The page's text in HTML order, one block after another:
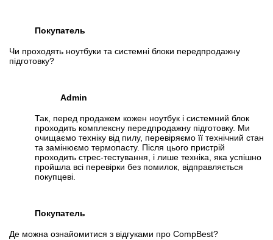
Покупатель
Чи проходять ноутбуки та системні блоки передпродажну
підготовку?
Admin
Так, перед продажем кожен ноутбук і системний блок
проходить комплексну передпродажну підготовку. Ми
очищаємо техніку від пилу, перевіряємо її технічний стан
та замінюємо термопасту. Після цього пристрій
проходить стрес-тестування, і лише техніка, яка успішно
пройшла всі перевірки без помилок, відправляється
покупцеві.
Покупатель
Де можна ознайомитися з відгуками про CompBest?